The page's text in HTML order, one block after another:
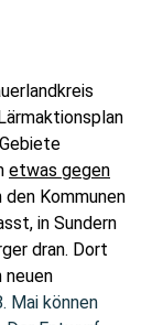
etwas gegen
Kommunen
in Sundern
dran. Dort
Mai können